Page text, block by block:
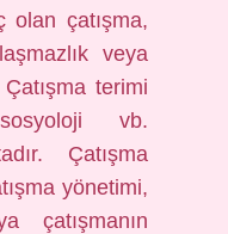
olan çatışma,
veya
Çatışma terimi
vb.
Çatışma
yönetimi,
çatışmanın